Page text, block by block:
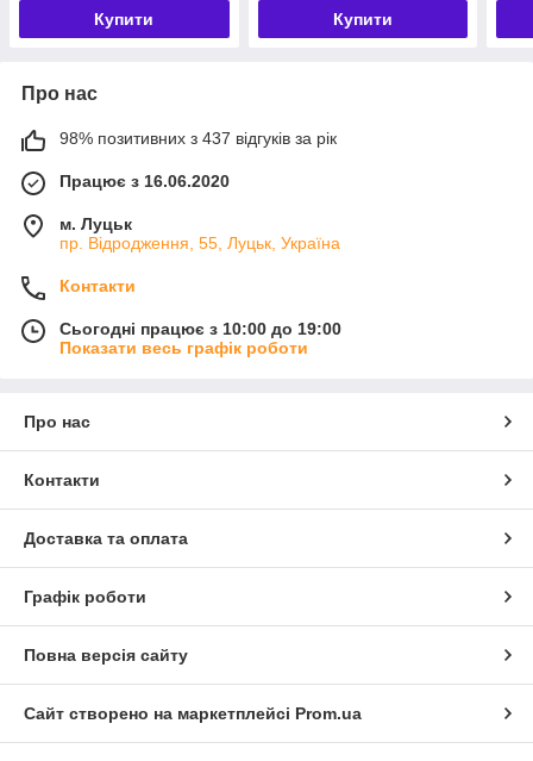
Купити Купити
Про нас
98% позитивних з 437 відгуків за рік
Працює з 16.06.2020
м. Луцьк
пр. Відродження, 55, Луцьк, Україна
Контакти
Сьогодні працює з 10:00 до 19:00
Показати весь графік роботи
Про нас
Контакти
Доставка та оплата
Графік роботи
Повна версія сайту
Сайт створено на маркетплейсі Prom.ua